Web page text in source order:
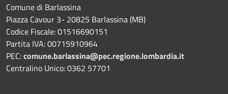
Comune di Barlassina
Piazza Cavour 3- 20825 Barlassina (MB)
Codice Fiscale: 01516690151
Partita IVA: 00715910964
PEC:comune.barlassina@pec.regione.lombardia.it
Centralino Unico: 0362 57701